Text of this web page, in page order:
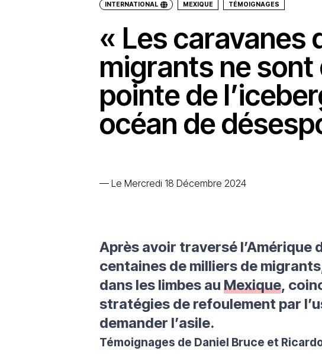
INTERNATIONAL MEXIQUE TÉMOIGNAGES
« Les caravanes
migrants ne sont
pointe de
océan de
— Le Mercredi 18 Décembre 2024
Après avoir traversé l’Amérique
centaines de milliers de
dans les limbes au Mexique,
stratégies de refoulement par
demander l’asile.
Témoignages de Daniel Bruce et